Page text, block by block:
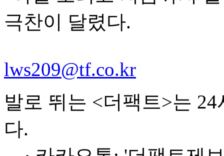
극찬이 달렸다.
lws209@tf.co.kr
발로 뛰는 <더팩트>는
다.